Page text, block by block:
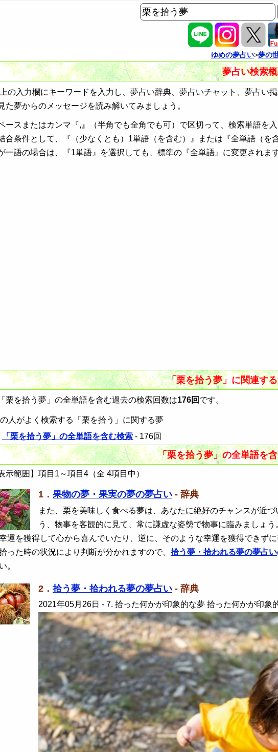
ゆめの夢占い>夢の
夢占い検索
の入力欄にキーワードを入力し、夢占い辞典、夢占いチャット、夢占い
た夢からのメッセージを読み解いてみましょう。
ースまたはカンマ『,』（半角でも全角でも可）で区切って、検索単語を
合条件として、『（少なくとも）1単語（を含む）』または『全単語（を
一語の場合は、『1単語』を選択しても、標準の『全単語』に変更されます
「栗を拾う夢」に関連す
栗を拾う夢」の全単語を含む過去の検索回数は176回 です。
人がよく検索する「栗を拾う」に関する夢
「栗を拾う夢」の全単語を含む検索 - 176回
「栗を拾う夢」の全単語を
示範囲】項目1～項目4（全 4項目中）
1． 果物の夢・果実の夢の夢占い - 辞典
また、栗を美味しく食べる夢は、あなたに絶好のチャンスが近
う、物事を客観的に見て、常に謙虚な姿勢で物事に臨みましょう
運を獲得して心から喜んでいたり、逆に、そのような幸運を獲得できず
った時の状況により判断が分かれますので、拾う夢・拾われる夢の夢占い
。
2． 拾う夢・拾われる夢の夢占い - 辞典
2021年05月26日 - 7. 拾った何かが印象的な夢 拾った何かが印象